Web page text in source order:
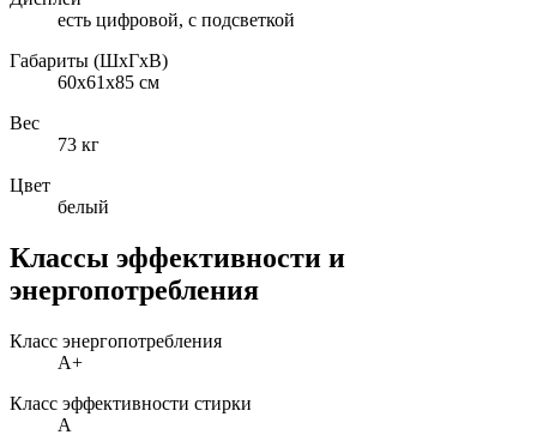
есть цифровой, с подсветкой
Габариты (ШxГxВ)
60x61x85 см
Вес
73 кг
Цвет
белый
Классы эффективности и
энергопотребления
Класс энергопотребления
A+
Класс эффективности стирки
A